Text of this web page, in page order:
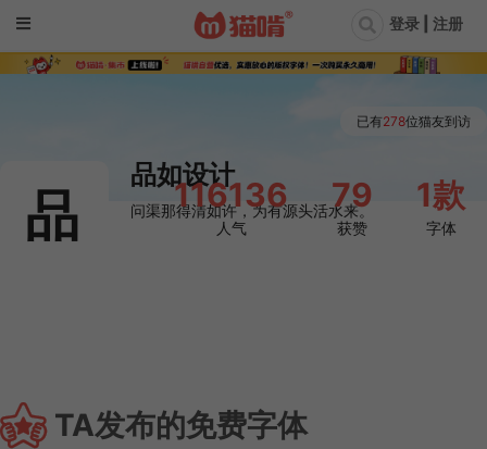
登录 | 注册
品
品如设计
问渠那得清如许，为有源头活水来。
116136
人气
79
获赞
1款
字体
已有278位猫友到访
 TA发布的免费字体